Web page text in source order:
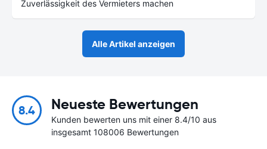
Zuverlässigkeit des Vermieters machen
Alle Artikel anzeigen
8.4 Neueste Bewertungen
Kunden bewerten uns mit einer 8.4/10 aus
insgesamt 108006 Bewertungen